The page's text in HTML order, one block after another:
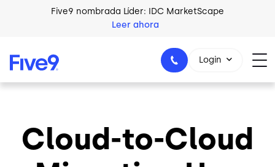
Skip to main contentFive9 nombrada Líder: IDC MarketScape
Leer ahora
+44-330-808-5300
Login
Cloud-to-Cloud